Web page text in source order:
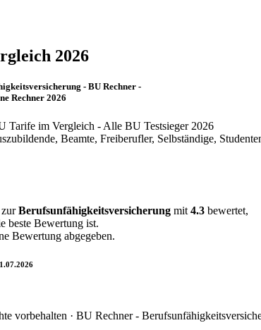
2026
- BU Rechner -
Rechner 2026
Tarife im Vergleich - Alle BU Testsieger 2026
Beamte, Freiberufler, Selbständige,
Berufsunfähigkeitsversicherung mit 4.3 bewertet,
beste Bewertung ist.
Bewertung abgegeben.
vorbehalten · BU Rechner -